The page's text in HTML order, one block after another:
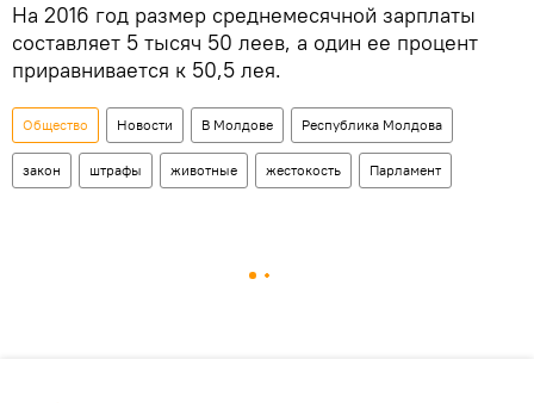
На 2016 год размер среднемесячной зарплаты
составляет 5 тысяч 50 леев, а один ее процент
приравнивается к 50,5 лея.
Общество Новости В Молдове Республика Молдова
закон штрафы животные жестокость Парламент